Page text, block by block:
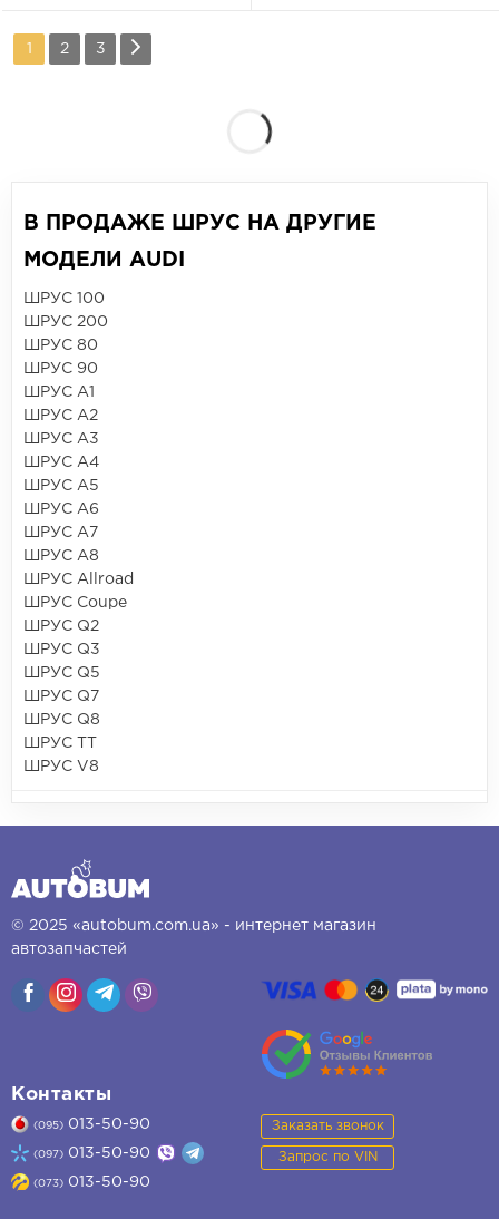
1 2 3
В ПРОДАЖЕ ШРУС НА ДРУГИЕ
МОДЕЛИ AUDI
ШРУС 100
ШРУС 200
ШРУС 80
ШРУС 90
ШРУС A1
ШРУС A2
ШРУС A3
ШРУС A4
ШРУС A5
ШРУС A6
ШРУС A7
ШРУС A8
ШРУС Allroad
ШРУС Coupe
ШРУС Q2
ШРУС Q3
ШРУС Q5
ШРУС Q7
ШРУС Q8
ШРУС TT
ШРУС V8
© 2025 «autobum.com.ua» - интернет магазин
автозапчастей
Контакты
(095) 013-50-90
(097) 013-50-90
(073) 013-50-90
Заказать звонок
Запрос по VIN